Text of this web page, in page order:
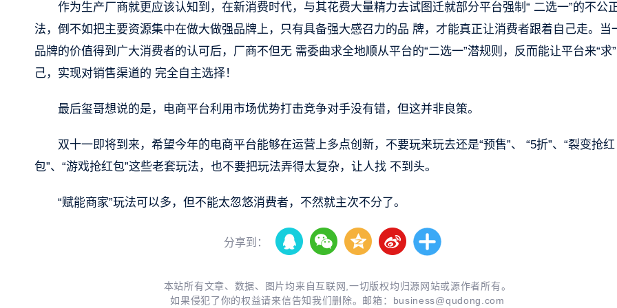
作为生产厂商就更应该认知到，在新消费时代，与其花费大量精力去试图迁就部分平台强制“ 二选一”的不公
法，倒不如把主要资源集中在做大做强品牌上，只有具备强大感召力的品 牌，才能真正让消费者跟着自己走。当
品牌的价值得到广大消费者的认可后，厂商不但无 需委曲求全地顺从平台的“二选一”潜规则，反而能让平台来“求
己，实现对销售渠道的 完全自主选择！
最后玺哥想说的是，电商平台利用市场优势打击竞争对手没有错，但这并非良策。
双十一即将到来，希望今年的电商平台能够在运营上多点创新，不要玩来玩去还是“预售”、 “5折”、“裂变抢红
包”、“游戏抢红包”这些老套玩法，也不要把玩法弄得太复杂，让人找 不到头。
“赋能商家”玩法可以多，但不能太忽悠消费者，不然就主次不分了。
分享到：
本站所有文章、数据、图片均来自互联网,一切版权均归源网站或源作者所有。
如果侵犯了你的权益请来信告知我们删除。邮箱： business@qudong.com